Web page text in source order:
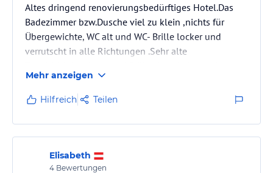
Altes dringend renovierungsbedürftiges Hotel.Das
Badezimmer bzw.Dusche viel zu klein ,nichts für
Übergewichte, WC alt und WC- Brille locker und
verrutscht in alle Richtungen .Sehr alte
persönlich würde es nicht nochmal buchen.
Mehr anzeigen
Hilfreich Teilen
Elisabeth
4 Bewertungen